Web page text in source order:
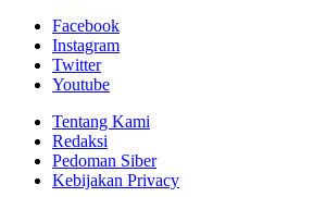
Facebook
Instagram
Twitter
Youtube
Tentang Kami
Redaksi
Pedoman Siber
Kebijakan Privacy